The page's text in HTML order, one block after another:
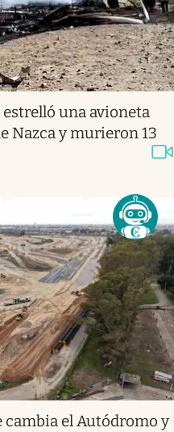
estrelló una avioneta
Nazca y murieron 13
cambia el Autódromo y